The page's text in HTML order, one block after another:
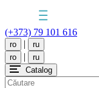
(+373) 79 101 616
ro |
ru
ro
|
ru
Catalog